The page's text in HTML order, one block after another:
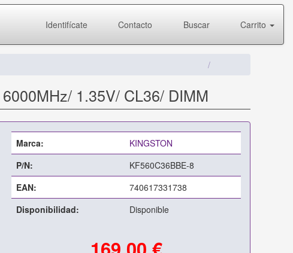
Identifícate Contacto Buscar Carrito
1.35V/ CL36/ DIMM
Marca:
KINGSTON
P/N:
KF560C36BBE-8
EAN:
740617331738
Disponibilidad:
Disponible